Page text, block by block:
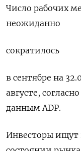
Число рабочих
неожиданно
сократилось
в сентябре на
августе,
данным ADP.
Инвесторы ищут